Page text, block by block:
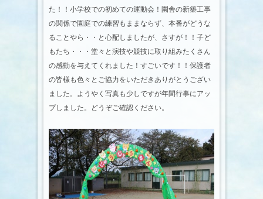
た！！小学校での初めての運動会！園舎の新築工事
の関係で園庭での練習もままならず、本番がどうな
ることやら・・と心配しましたが、さすが！！子ど
もたち・・・堂々と演技や競技に取り組みたくさん
の感動を与えてくれました！すごいです！！保護者
の皆様も色々とご協力をいただきありがとうござい
ました。ようやく写真も少しですが年間行事にアッ
プしました。どうぞご確認ください。